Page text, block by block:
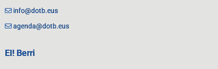
info@dotb.eus
agenda@dotb.eus
EI! Berri